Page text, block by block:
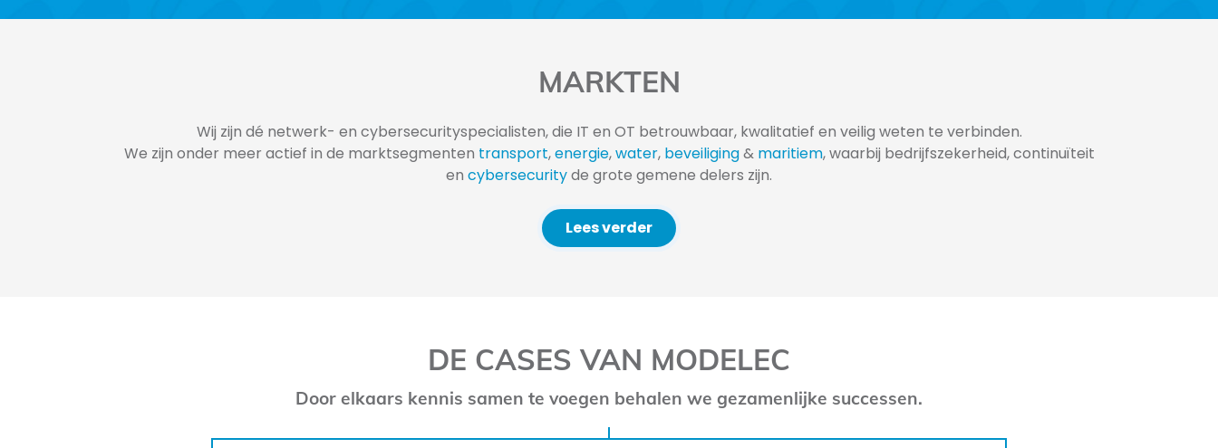
MARKTEN
Wij zijn dé netwerk- en cybersecurityspecialisten, die IT en OT betrouwbaar, kwalitatief en veilig weten te verbinden.
We zijn onder meer actief in de marktsegmenten transport,energie,water, beveiliging& maritiem, waarbij bedrijfszekerheid, continuïteit
en cybersecurityde grote gemene delers zijn.
Lees verder
DE CASES VAN MODELEC
Door elkaars kennis samen te voegen behalen we gezamenlijke successen.